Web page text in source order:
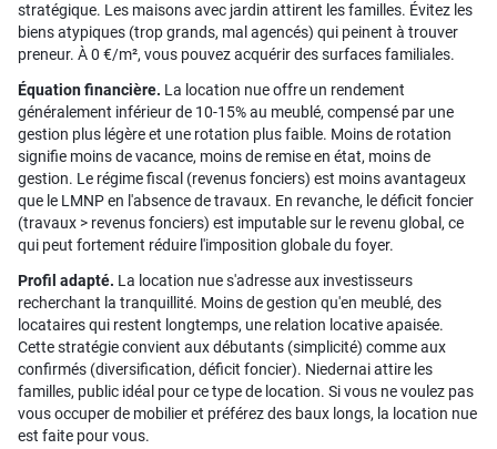
stratégique. Les maisons avec jardin attirent les familles. Évitez les
biens atypiques (trop grands, mal agencés) qui peinent à trouver
preneur. À 0 €/m², vous pouvez acquérir des surfaces familiales.
Équation financière. La location nue offre un rendement
généralement inférieur de 10-15% au meublé, compensé par une
gestion plus légère et une rotation plus faible. Moins de rotation
signifie moins de vacance, moins de remise en état, moins de
gestion. Le régime fiscal (revenus fonciers) est moins avantageux
que le LMNP en l'absence de travaux. En revanche, le déficit foncier
(travaux > revenus fonciers) est imputable sur le revenu global, ce
qui peut fortement réduire l'imposition globale du foyer.
Profil adapté. La location nue s'adresse aux investisseurs
recherchant la tranquillité. Moins de gestion qu'en meublé, des
locataires qui restent longtemps, une relation locative apaisée.
Cette stratégie convient aux débutants (simplicité) comme aux
confirmés (diversification, déficit foncier). Niedernai attire les
familles, public idéal pour ce type de location. Si vous ne voulez pas
vous occuper de mobilier et préférez des baux longs, la location nue
est faite pour vous.